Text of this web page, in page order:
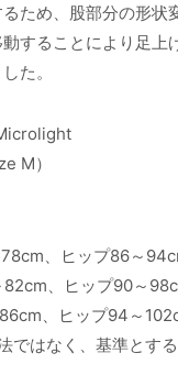
ため、股部分の形状
することにより足上
た。
M）
、ヒップ86～
、ヒップ90～
、ヒップ94～
ではなく、基準とする